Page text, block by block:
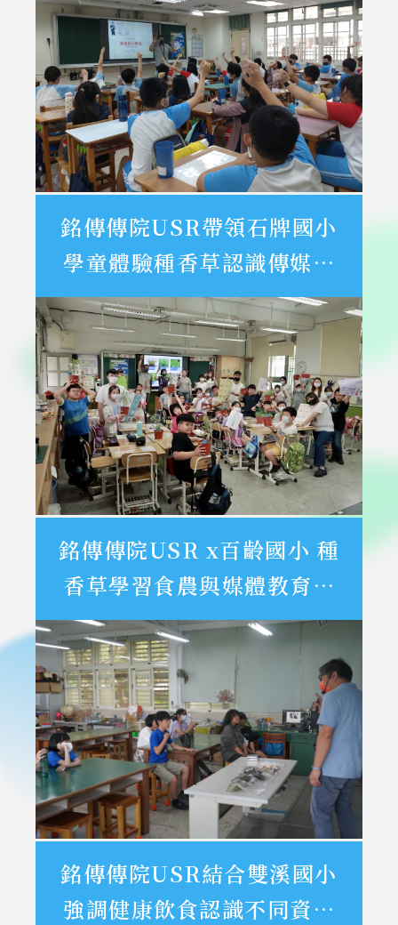
銘傳傳院USR帶領石牌國小
學童體驗種香草認識傳媒工
作
銘傳傳院USR x百齡國小 種
香草學習食農與媒體教育的
奇遇旅程
銘傳傳院USR結合雙溪國小
強調健康飲食認識不同資訊